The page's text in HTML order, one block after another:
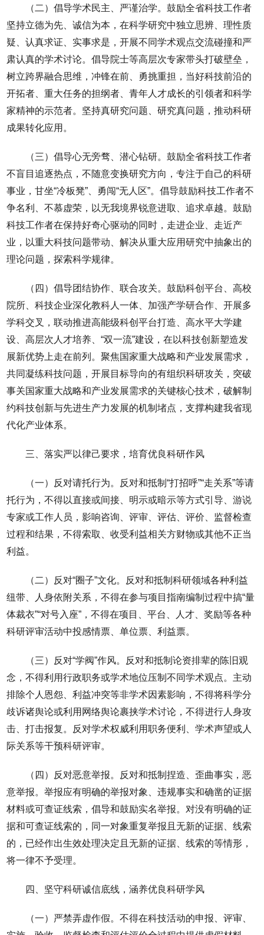
（二）倡导学术民主、严谨治学。鼓励全省科技工作者
坚持立德为先、诚信为本，在科学研究中独立思辨、理性质
疑、认真求证、实事求是，开展不同学术观点交流碰撞和严
肃认真的学术讨论。倡导院士等高层次专家带头打破壁垒，
树立跨界融合思维，冲锋在前、勇挑重担，当好科技前沿的
开拓者、重大任务的担纲者、青年人才成长的引领者和科学
家精神的示范者。坚持真研究问题、研究真问题，推动科研
成果转化应用。
（三）倡导心无旁骛、潜心钻研。鼓励全省科技工作者
不盲目追逐热点，不随意变换研究方向，专注于自己的科研
事业，甘坐“冷板凳”、勇闯“无人区”。倡导鼓励科技工作者不
争名利、不慕虚荣，以无我境界锐意进取、追求卓越。鼓励
科技工作者在保持好奇心驱动的同时，走进企业、走近产
业，以重大科技问题带动、解决从重大应用研究中抽象出的
理论问题，探索科学规律。
（四）倡导团结协作、联合攻关。鼓励科创平台、高校
院所、科技企业深化教科人一体、加强产学研合作、开展多
学科交叉，联动推进高能级科创平台打造、高水平大学建
设、高层次人才培养、“双一流”建设，在以科技创新塑造发
展新优势上走在前列。聚焦国家重大战略和产业发展需求，
共同凝练科技问题，开展目标导向的有组织科研攻关，突破
事关国家重大战略和产业发展需求的关键核心技术，破解制
约科技创新与先进生产力发展的机制堵点，支撑构建我省现
代化产业体系。
三、落实严以律己要求，培育优良科研作风
（一）反对请托行为。反对和抵制“打招呼”“走关系”等请
托行为，不得以直接或间接、明示或暗示等方式引导、游说
专家或工作人员，影响咨询、评审、评估、评价、监督检查
过程和结果，不得索取、收受利益相关方财物或其他不正当
利益。
（二）反对“圈子”文化。反对和抵制科研领域各种利益
纽带、人身依附关系，不得在参与项目指南编制过程中搞“量
体裁衣”“对号入座”，不得在项目、平台、人才、奖励等各种
科研评审活动中投感情票、单位票、利益票。
（三）反对“学阀”作风。反对和抵制论资排辈的陈旧观
念，不得利用行政职务或学术地位压制不同学术观点。主动
排除个人恩怨、利益冲突等非学术因素影响，不得将科学分
歧诉诸舆论或利用网络舆论裹挟学术讨论，不得进行人身攻
击、打击报复。反对学术权威利用职务便利、学术声望或人
际关系等干预科研评审。
（四）反对恶意举报。反对和抵制捏造、歪曲事实，恶
意举报。举报应有明确的举报对象、违规事实和确凿的证据
材料或可查证线索，倡导和鼓励实名举报。对没有明确的证
据和可查证线索的，同一对象重复举报且无新的证据、线索
的，已经作出生效处理决定且无新的证据、线索的等情形，
将一律不予受理。
四、坚守科研诚信底线，涵养优良科研学风
（一）严禁弄虚作假。不得在科技活动的申报、评审、